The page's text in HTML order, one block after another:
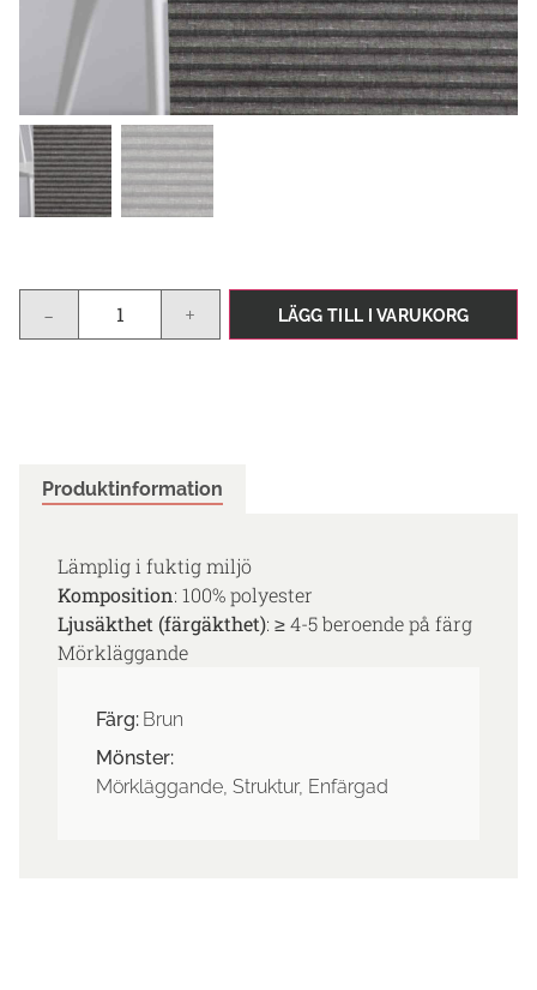
- + LÄGG TILL I VARUKORG
Produktinformation
Lämplig i fuktig miljö
Komposition: 100% polyester
Ljusäkthet (färgäkthet): ≥ 4-5 beroende på färg
Mörkläggande
Färg: Brun
Mönster:
Mörkläggande, Struktur, Enfärgad